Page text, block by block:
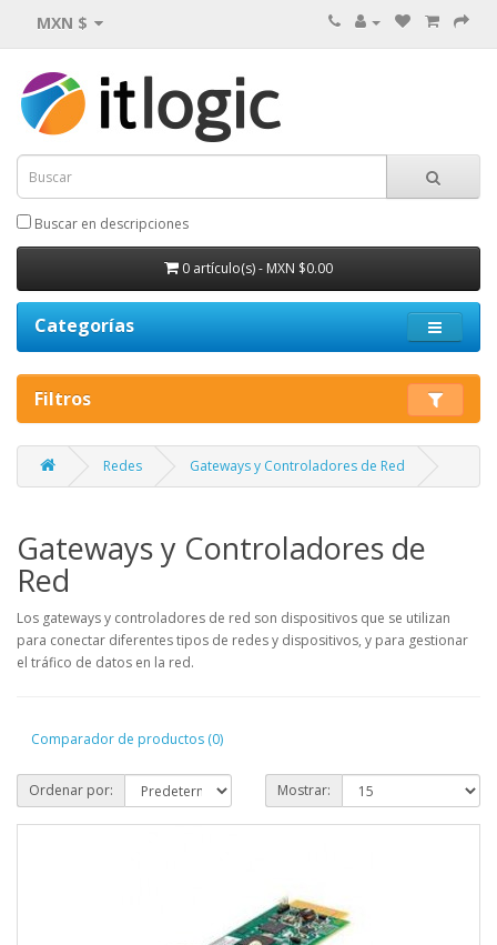
MXN $
Buscar en descripciones
0 artículo(s) - MXN $0.00
Categorías
Filtros
Redes Gateways y Controladores de Red
Gateways y Controladores de
Red
Los gateways y controladores de red son dispositivos que se utilizan
para conectar diferentes tipos de redes y dispositivos, y para gestionar
el tráfico de datos en la red.
Comparador de productos (0)
Ordenar por: Mostrar: